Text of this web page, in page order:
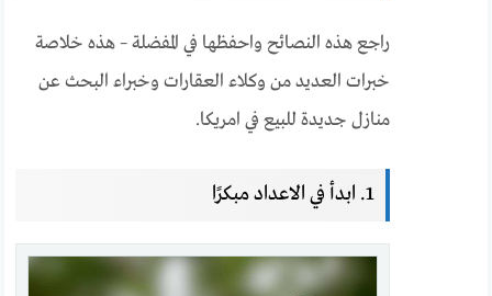
راجع هذه النصائح واحفظها في المفضلة – هذه خلاصة
خبرات العديد من وكلاء العقارات وخبراء البحث عن
منازل جديدة للبيع في امريكا.
1. ابدأ في الاعداد مبكرًا